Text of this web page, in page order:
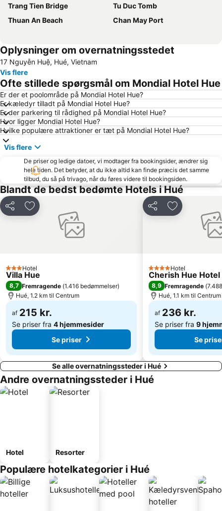
Trang Tien Bridge
Tu Duc Tomb
Thuan An Beach
Chan May Port
Oplysninger om overnatningsstedet
17 Nguyễn Huệ, Hué, Vietnam
Vis flere
Ofte stillede spørgsmål om Mondial Hotel Hue
Er der et poolområde på Mondial Hotel Hue?
Er kæledyr tilladt på Mondial Hotel Hue?
Er der parkering til rådighed på Mondial Hotel Hue?
Hvor ligger Mondial Hotel Hue?
Hvilke populære attraktioner er tæt på Mondial Hotel Hue?
Vis flere
De priser og ledige datoer, vi modtager fra bookingsider, ændrer sig
hele tiden. Det betyder, at du ikke altid kan finde præcis det samme
tilbud, du så på trivago, når du føres videre til bookingsiden.
Blandt de bedst bedømte Hotels i Hué
Del Føj til favoritter
3 Stjerner
Hotel
Villa Hue
8,7 Fremragende (1.416 bedømmelser)
Hué, 1.2 km til Centrum
af 215 kr.
Se priser fra 4 hjemmesider
Se priser
Del Føj til
4 Stjerner
Hotel
Cherish Hue Hotel
8,9 Fremragende (
Hué, 1.1 km til Centrum
af 236 kr.
Se priser fra 9
Se
Se alle overnatningssteder i Hué
Andre overnatningssteder i Hué
Hotel Resorter
Populære hotelkategorier i Hué